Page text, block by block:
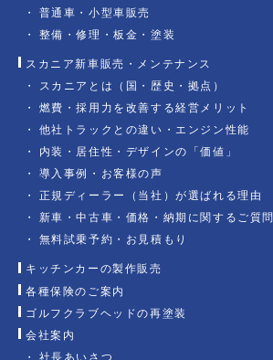
普通車・小型車販売
整備・修理・板金・塗装
スカニア新車販売・メンテナンス
スカニアとは（国・歴史・拠点）
燃費・採用力を改善する経営メリット
他社トラックとの違い・エンジン性能
内装・居住性・デザインの「価値」
導入事例・お客様の声
正規ディーラー（当社）が選ばれる理由
新車・中古車・価格・納期に関するご質問
無料試乗予約・お見積もり
キッチンカーの製作販売
各種保険のご案内
ゴルフクラブヘッドの再塗装
会社案内
社長あいさつ